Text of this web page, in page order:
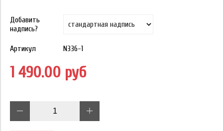
Добавить
надпись?
Артикул N336-1
1 490.00 руб